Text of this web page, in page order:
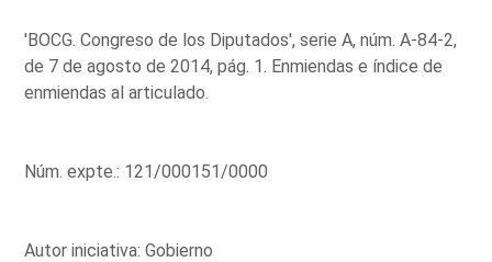
'BOCG. Congreso de los Diputados', serie A, núm. A-84-2,
de 7 de agosto de 2014, pág. 1. Enmiendas e índice de
enmiendas al articulado.
Núm. expte.: 121/000151/0000
Autor iniciativa: Gobierno